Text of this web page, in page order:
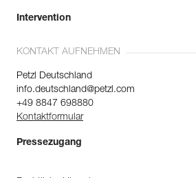
Intervention
KONTAKT AUFNEHMEN
Petzl Deutschland
info.deutschland@petzl.com
+49 8847 698880
Kontaktformular
Pressezugang